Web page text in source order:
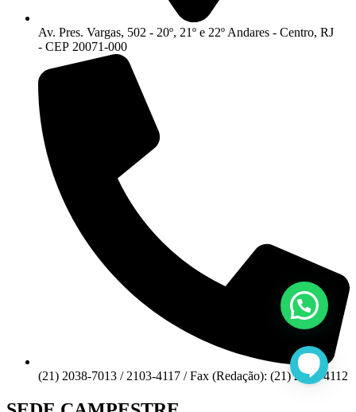
Av. Pres. Vargas, 502 - 20º, 21º e 22º Andares - Centro, RJ
- CEP 20071-000
(21) 2038-7013 / 2103-4117 / Fax (Redação): (21) 2103-4112